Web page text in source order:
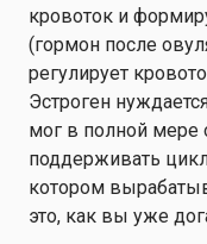
кровоток и
(гормон после
регулирует
Эстроген
мог в полной мере
поддерживать
котором
это, как вы уже